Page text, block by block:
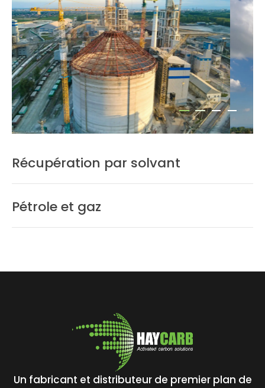
Récupération par solvant
Pétrole et gaz
Un fabricant et distributeur de premier plan de